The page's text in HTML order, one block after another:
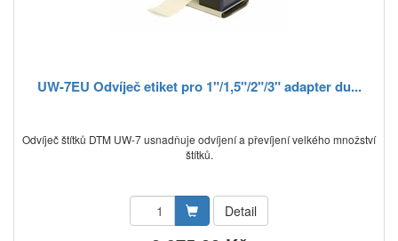
UW-7EU Odvíječ etiket pro 1"/1,5"/2"/3" adapter du...
Odvíječ štítků DTM UW-7 usnadňuje odvíjení a převíjení velkého množství
štítků.
Detail